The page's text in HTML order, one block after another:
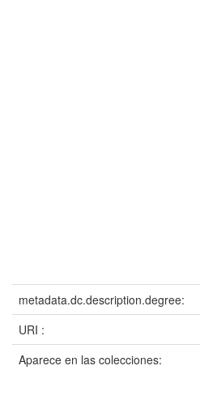
metadata.dc.description.degree:
URI :
Aparece en las colecciones: